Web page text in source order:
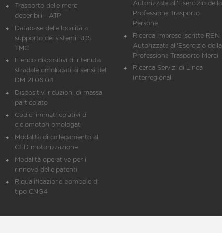
Trasporto delle merci
deperibili - ATP
Database delle località a
supporto dei sistemi RDS
TMC
Elenco dispositivi di ritenuta
stradale omologati ai sensi del
DM 21.06.04
Dispositivi riduzioni di massa
particolato
Codici immatricolativi di
ciclomotori omologati
Modalità di collegamento al
CED motorizzazione
Modalità operative per il
rinnovo delle patenti
Riqualificazione bombole di
tipo CNG4
Autorizzate all'Esercizio della
Professione Trasporto
Persone
Ricerca Imprese iscritte REN
Autorizzate all'Esercizio della
Professione Trasporto Merci
Ricerca Servizi di Linea
Interregionali